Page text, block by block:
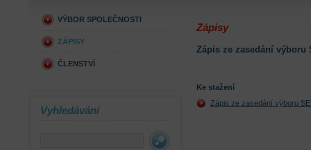
VÝBOR SPOLEČNOSTI
ZÁPISY
ČLENSTVÍ
Vyhledávání
Zápisy
Zápis ze zasedání výboru
Ke stažení
Zápis ze zasedání výboru